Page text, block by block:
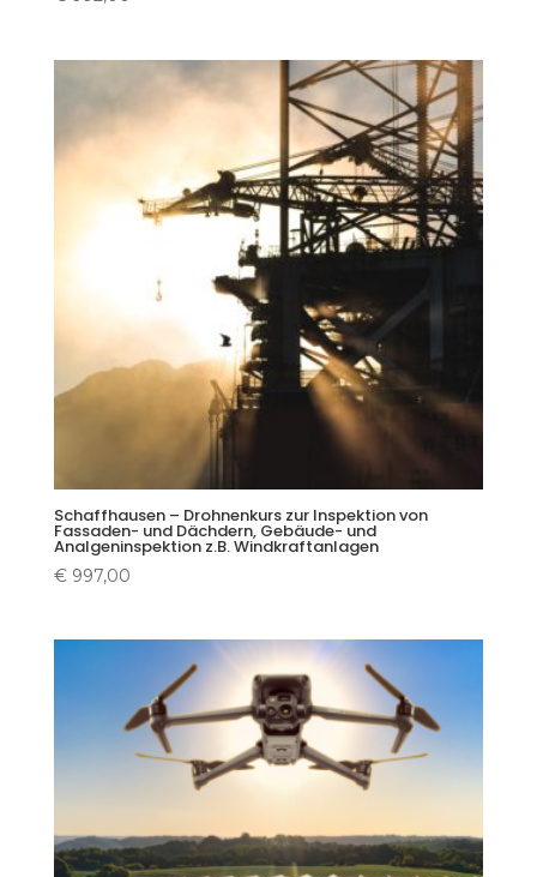
Schaffhausen – Drohnenkurs zur Inspektion von
Fassaden- und Dächdern, Gebäude- und
Analgeninspektion z.B. Windkraftanlagen
€997,00